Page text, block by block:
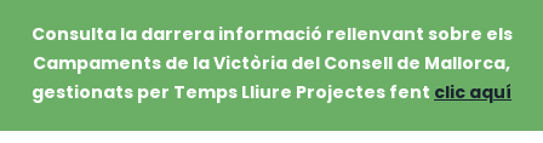
Consulta la darrera informació rellenvant sobre els
Campaments de la Victòria del Consell de Mallorca,
gestionats per Temps Lliure Projectes fent clic aquí